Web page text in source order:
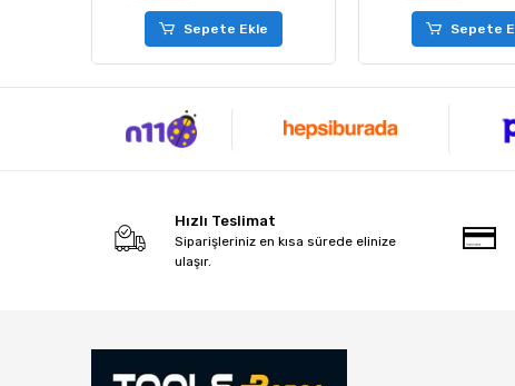
Sepete Ekle Sepete
Hızlı Teslimat
Siparişleriniz en kısa sürede elinize
ulaşır.